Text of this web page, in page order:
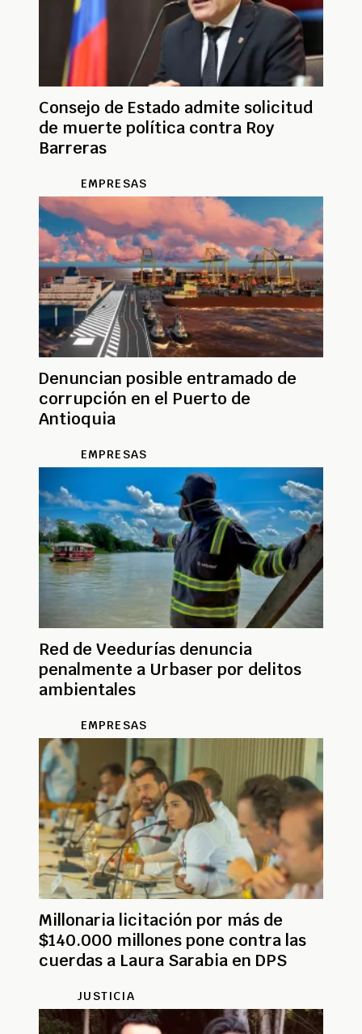
Consejo de Estado admite solicitud
de muerte política contra Roy
Barreras
EMPRESAS
Denuncian posible entramado de
corrupción en el Puerto de
Antioquia
EMPRESAS
Red de Veedurías denuncia
penalmente a Urbaser por delitos
ambientales
EMPRESAS
Millonaria licitación por más de
$140.000 millones pone contra las
cuerdas a Laura Sarabia en DPS
JUSTICIA